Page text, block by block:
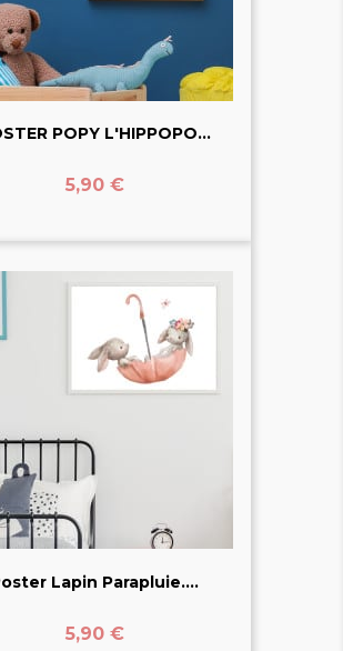
POPY L'HIPPOPO...
Prix
5,90 €
Lapin Parapluie....
Prix
5,90 €